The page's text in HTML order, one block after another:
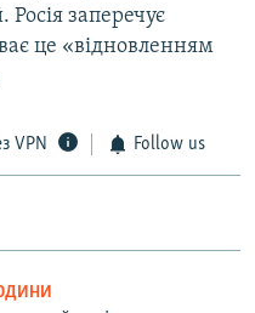
заперечує
це «відновленням
VPN Follow us